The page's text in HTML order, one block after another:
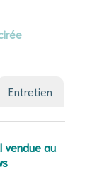
Entretien
vendue au